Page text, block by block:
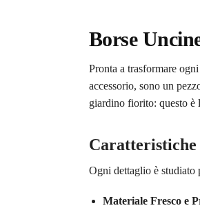
Borse
Pronta a trasformare
accessorio, sono un
giardino fiorito: questo è
Caratteristiche
Ogni dettaglio è studiato
Materiale Fresco e